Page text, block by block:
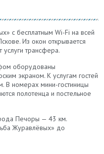
с бесплатным Wi-Fi на всей
Из окон открывается
услуги трансфера.
оборудованы
экраном. К услугам гостей
В номерах мини-гостиницы
полотенца и постельное
Печоры — 43 км.
Журавлёвых» до